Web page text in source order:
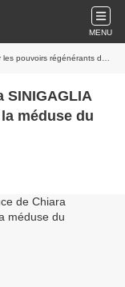
MENU
de la méduse du 11/10/2023
SINIGAGLIA
méduse du